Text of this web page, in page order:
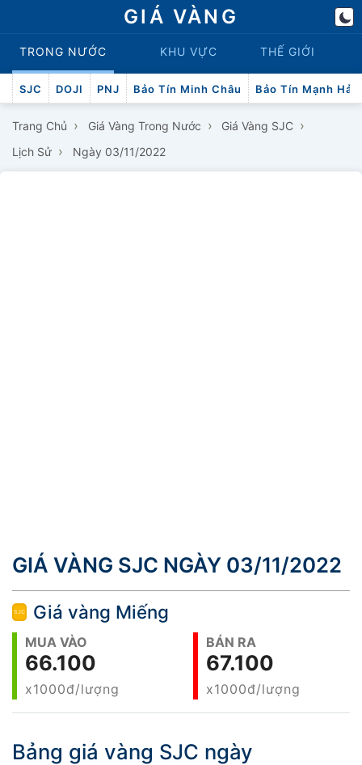
GIÁ VÀNG
TRONG NƯỚC KHU VỰC THẾ GIỚI
SJC DOJI PNJ Bảo Tín Minh Châu Bảo Tín Mạnh Hải
Trang Chủ › Giá Vàng Trong Nước › Giá Vàng SJC ›
Lịch Sử › Ngày 03/11/2022
GIÁ VÀNG SJC NGÀY 03/11/2022
Giá vàng Miếng
MUA VÀO
66.100
x1000đ/lượng
BÁN RA
67.100
x1000đ/lượng
Bảng giá vàng SJC ngày